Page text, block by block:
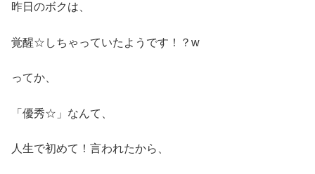
昨日のボクは、
覚醒☆しちゃっていたようです！？w
ってか、
「優秀☆」なんて、
人生で初めて！言われたから、